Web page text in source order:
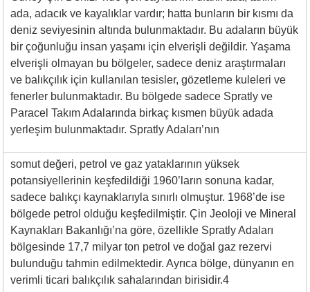
ada, adacık ve kayalıklar vardır; hatta bunların bir kısmı da
deniz seviyesinin altında bulunmaktadır. Bu adaların büyük
bir çoğunluğu insan yaşamı için elverişli değildir. Yaşama
elverişli olmayan bu bölgeler, sadece deniz araştırmaları
ve balıkçılık için kullanılan tesisler, gözetleme kuleleri ve
fenerler bulunmaktadır. Bu bölgede sadece Spratly ve
Paracel Takım Adalarında birkaç kısmen büyük adada
yerleşim bulunmaktadır. Spratly Adaları’nın
somut değeri, petrol ve gaz yataklarının yüksek
potansiyellerinin keşfedildiği 1960’ların sonuna kadar,
sadece balıkçı kaynaklarıyla sınırlı olmuştur. 1968’de ise
bölgede petrol olduğu keşfedilmiştir. Çin Jeoloji ve Mineral
Kaynakları Bakanlığı’na göre, özellikle Spratly Adaları
bölgesinde 17,7 milyar ton petrol ve doğal gaz rezervi
bulunduğu tahmin edilmektedir. Ayrıca bölge, dünyanın en
verimli ticari balıkçılık sahalarından birisidir.4